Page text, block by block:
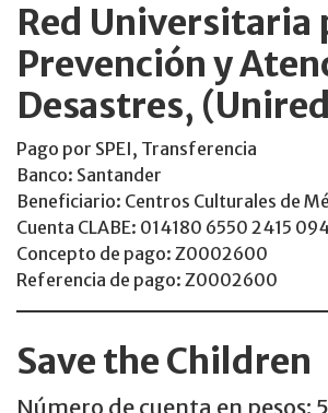
Red Universitaria
Prevención y
Desastres,
Pago por SPEI, Transferencia
Banco: Santander
Beneficiario: Centros Culturales de
Cuenta CLABE: 014180 6550 2415
Concepto de pago: Z0002600
Referencia de pago: Z0002600
Save the Children
Número de cuenta en pesos: